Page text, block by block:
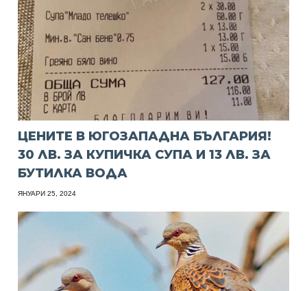
ЦЕНИТЕ В ЮГОЗАПАДНА БЪЛГАРИЯ!
30 ЛВ. ЗА КУПИЧКА СУПА И 13 ЛВ. ЗА
БУТИЛКА ВОДА
ЯНУАРИ 25, 2024